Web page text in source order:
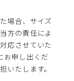
場合、サイズ
方の責任によ
応させていた
お申し出くだ
いたします。